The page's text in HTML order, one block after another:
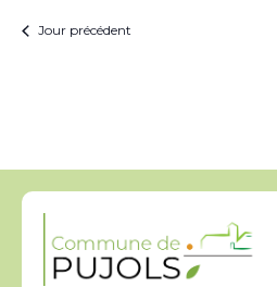
Jour précédent